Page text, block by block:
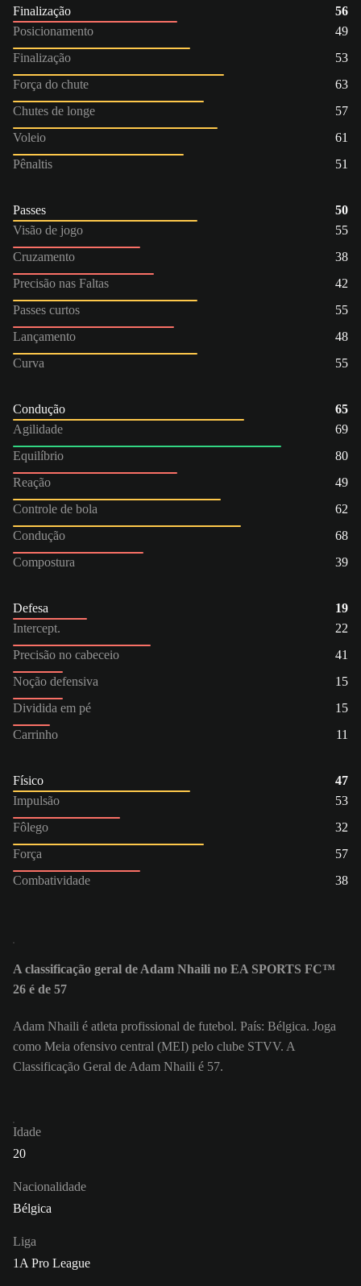
Finalização
56
Posicionamento
49
Finalização
53
Força do chute
63
Chutes de longe
57
Voleio
61
Pênaltis
51
Passes
50
Visão de jogo
55
Cruzamento
38
Precisão nas Faltas
42
Passes curtos
55
Lançamento
48
Curva
55
Condução
65
Agilidade
69
Equilíbrio
80
Reação
49
Controle de bola
62
Condução
68
Compostura
39
Defesa
19
Intercept.
22
Precisão no cabeceio
41
Noção defensiva
15
Dividida em pé
15
Carrinho
11
Físico
47
Impulsão
53
Fôlego
32
Força
57
Combatividade
38
A classificação geral de Adam Nhaili no EA SPORTS FC™
26 é de 57
Adam Nhaili é atleta profissional de futebol. País: Bélgica. Joga
como Meia ofensivo central (MEI) pelo clube STVV. A
Classificação Geral de Adam Nhaili é 57.
Idade
20
Nacionalidade
Bélgica
Liga
1A Pro League